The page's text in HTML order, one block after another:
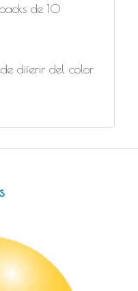
de 10
diferir del color